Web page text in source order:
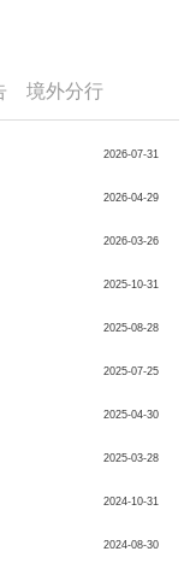
境外分行
2026-07-31
2026-04-29
2026-03-26
2025-10-31
2025-08-28
2025-07-25
2025-04-30
2025-03-28
2024-10-31
2024-08-30